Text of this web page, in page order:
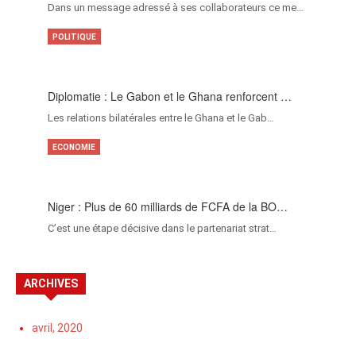
Dans un message adressé à ses collaborateurs ce me…
Diplomatie : Le Gabon et le Ghana renforcent …
Les relations bilatérales entre le Ghana et le Gab…
POLITIQUE
Niger : Plus de 60 milliards de FCFA de la BO…
C’est une étape décisive dans le partenariat strat…
ECONOMIE
ARCHIVES
avril, 2020